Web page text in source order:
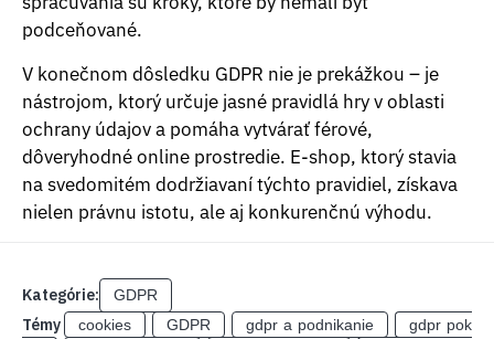
podceňované.
V konečnom dôsledku GDPR nie je prekážkou – je
nástrojom, ktorý určuje jasné pravidlá hry v oblasti
ochrany údajov a pomáha vytvárať férové,
dôveryhodné online prostredie. E-shop, ktorý stavia
na svedomitém dodržiavaní týchto pravidiel, získava
nielen právnu istotu, ale aj konkurenčnú výhodu.
Kategórie: GDPR
Témy cookies GDPR gdpr a podnikanie
gdpr pok